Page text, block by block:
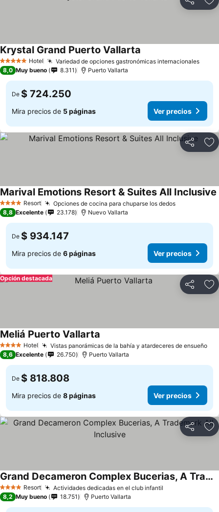
Compartir
5 Estrellas Hotel Variedad de opciones gastronómicas internacionales
Krystal Grand Puerto Vallarta
8,0 Muy bueno 8.311 Puerto Vallarta
De $ 724.250
Mira precios de 5 páginas Ver precios
Compartir
4 EstrellasResort Opciones de cocina para chuparse los dedos
Marival Emotions Resort & Suites All Inclusive
8,8 Excelente 23.178 Nuevo Vallarta
De $ 934.147
Mira precios de 6 páginas Ver precios
Compartir
Opción destacada
4 EstrellasHotel Vistas panorámicas de la bahía y atardeceres de ensueño
Meliá Puerto Vallarta
8,6 Excelente 26.750 Puerto Vallarta
De $ 818.808
Mira precios de 8 páginas Ver precios
Compartir
4 EstrellasResort Actividades dedicadas en el club infantil
Grand Decameron Complex Bucerias, A Trademark All Inclusive
8,2 Muy bueno 18.751 Puerto Vallarta